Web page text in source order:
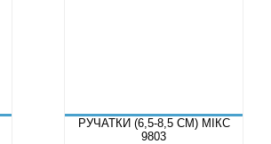
РУЧАТКИ (6,5-8,5 СМ) МІКС
9803